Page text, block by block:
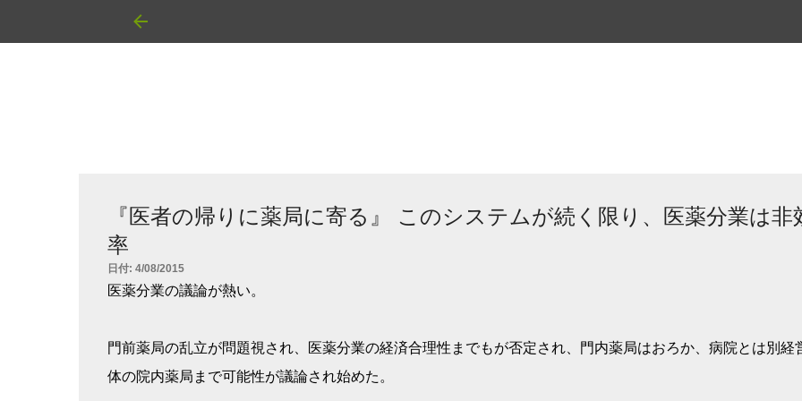
『医者の帰りに薬局に寄る』 このシステムが続く限り、医薬分業は非
率
日付: 4/08/2015
医薬分業の議論が熱い。
門前薬局の乱立が問題視され、医薬分業の経済合理性までもが否定され、門内薬局はおろか、病院とは別経
体の院内薬局まで可能性が議論され始めた。